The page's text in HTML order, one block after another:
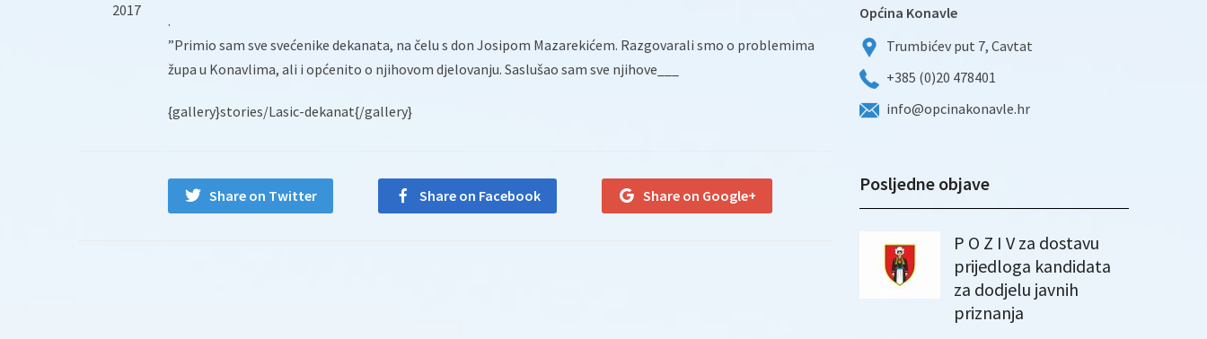
2017
.
”Primio sam sve svećenike dekanata, na čelu s don Josipom Mazarekićem. Razgovarali smo o problemima
župa u Konavlima, ali i općenito o njihovom djelovanju. Saslušao sam sve njihove___
{gallery}stories/Lasic-dekanat{/gallery}
Share on Twitter Share on Facebook Share on Google+
Općina Konavle
Trumbićev put 7, Cavtat
+385 (0)20 478401
info@opcinakonavle.hr
Posljedne objave
P O Z I V za dostavu
prijedloga kandidata
za dodjelu javnih
priznanja